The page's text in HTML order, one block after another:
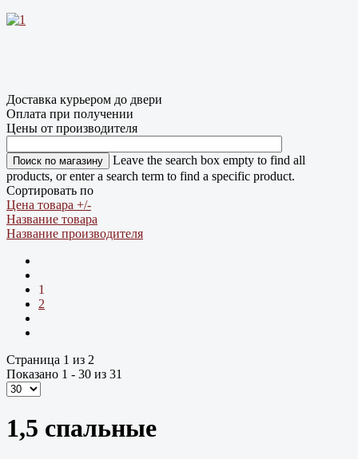
Доставка курьером до двери
Оплата при получении
Цены от производителя
Leave the search box empty to find all
products, or enter a search term to find a specific product.
Сортировать по
Цена товара +/-
Название товара
Название производителя
1
2
Страница 1 из 2
Показано 1 - 30 из 31
1,5 спальные